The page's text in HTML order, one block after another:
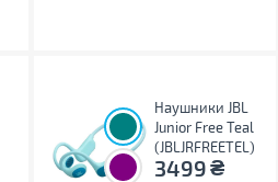
Наушники JBL
Junior Free Teal
(JBLJRFREETEL)
3499₴